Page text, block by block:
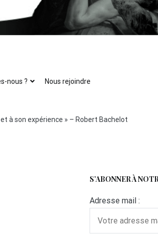
nous ? Nous rejoindre
à son expérience » – Robert Bachelot
S’ABONNER À
Adresse mail :